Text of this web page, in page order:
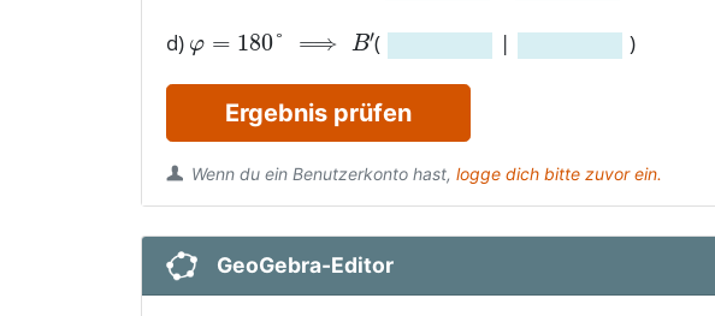
d) ( | )
Ergebnis prüfen
Wenn du ein Benutzerkonto hast, logge dich bitte zuvor ein.
GeoGebra-Editor